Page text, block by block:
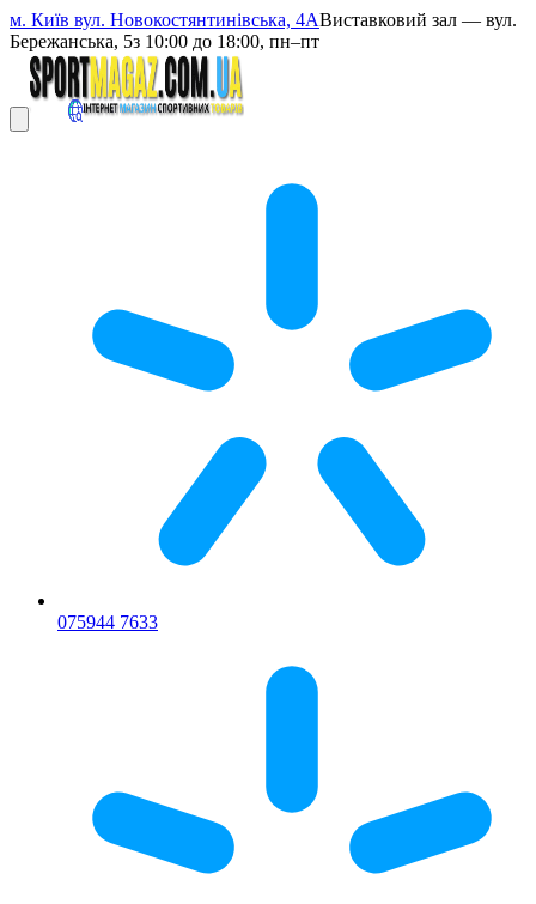
м. Київ вул. Новокостянтинівська, 4АВиставковий зал — вул.
Бережанська, 5з 10:00 до 18:00, пн–пт
075944 7633